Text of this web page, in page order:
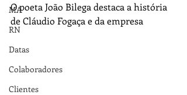
MA
RN
Datas
Colaboradores
Clientes
O poeta João Bilega destaca a história
de Cláudio Fogaça e da empresa